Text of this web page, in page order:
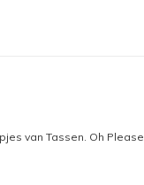
van Tassen. Oh Please